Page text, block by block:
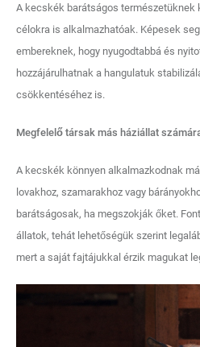
A kecskék barátságos természetüknek
célokra is alkalmazhatóak. Képesek
embereknek, hogy nyugodtabbá és
hozzájárulhatnak a hangulatuk
csökkentéséhez is.
Megfelelő társak más háziállat
A kecskék könnyen alkalmazkodnak
lovakhoz, szamarakhoz vagy
barátságosak, ha megszokják őket.
állatok, tehát lehetőségük szerint
mert a saját fajtájukkal érzik magukat